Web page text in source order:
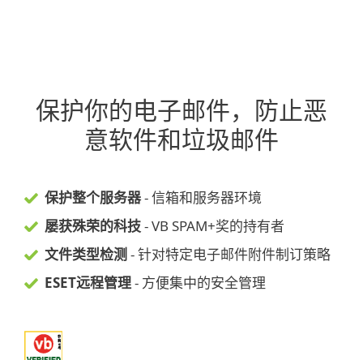
保护你的电子邮件，防止恶
意软件和垃圾邮件
保护整个服务器- 信箱和服务器环境
屡获殊荣的科技- VB SPAM+奖的持有者
文件类型检测 - 针对特定电子邮件附件制订策略
ESET远程管理- 方便集中的安全管理